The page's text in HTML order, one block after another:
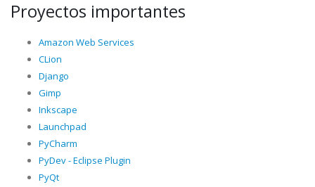
Proyectos importantes
Amazon Web Services
CLion
Django
Gimp
Inkscape
Launchpad
PyCharm
PyDev - Eclipse Plugin
PyQt